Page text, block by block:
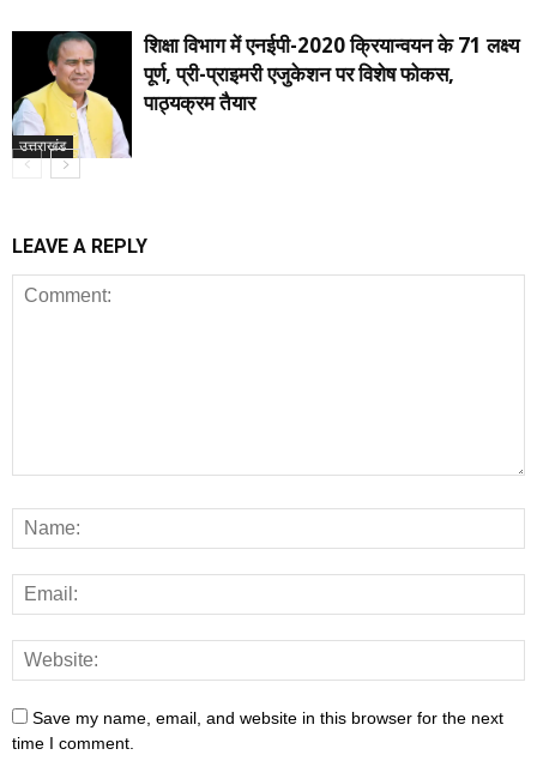
उत्तराखंड
शिक्षा विभाग में एनईपी-2020 क्रियान्वयन के 71 लक्ष्य
पूर्ण, प्री-प्राइमरी एजुकेशन पर विशेष फोकस,
पाठ्यक्रम तैयार
LEAVE A REPLY
Save my name, email, and website in this browser for the next
time I comment.